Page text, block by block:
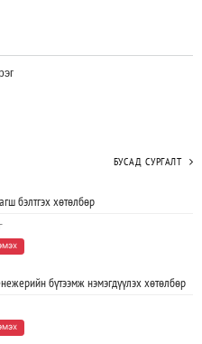
төвлөрөх шаардлагагүй болж
нар хэрхэн инновацийг дэмжих вэ?
олимпиад амжилттай зохион
БУСАД СУРГАЛТ
бэлтгэх хөтөлбөр
бүтээмж нэмэгдүүлэх хөтөлбөр